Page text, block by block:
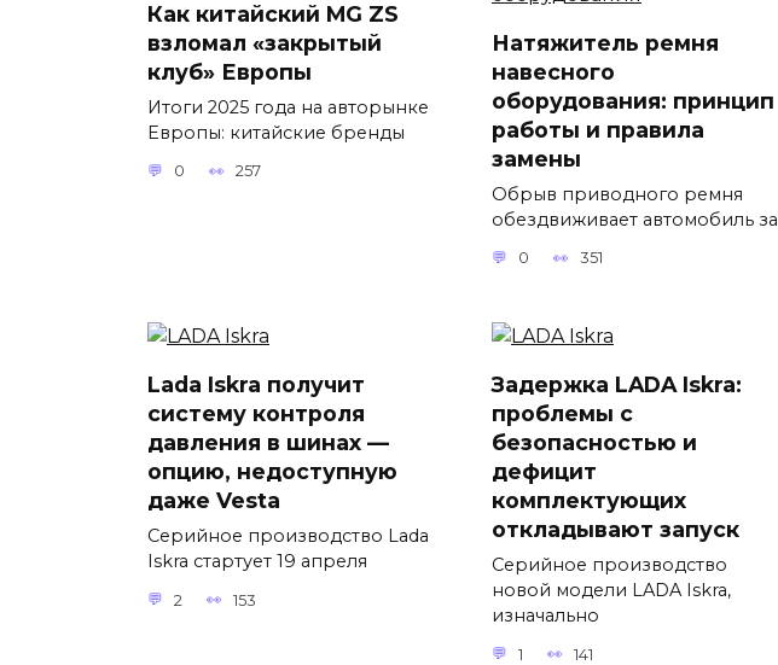
Как китайский MG ZS
взломал «закрытый
клуб» Европы
Итоги 2025 года на авторынке
Европы: китайские бренды
0 257
Натяжитель ремня
навесного
оборудования: принцип
работы и правила
замены
Обрыв приводного ремня
обездвиживает автомобиль за
0 351
Lada Iskra получит
систему контроля
давления в шинах —
опцию, недоступную
даже Vesta
Серийное производство Lada
Iskra стартует 19 апреля
2 153
Задержка LADA Iskra:
проблемы с
безопасностью и
дефицит
комплектующих
откладывают запуск
Серийное производство
новой модели LADA Iskra,
изначально
1 141